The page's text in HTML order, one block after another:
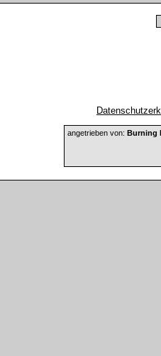
angetrieben von: Burning